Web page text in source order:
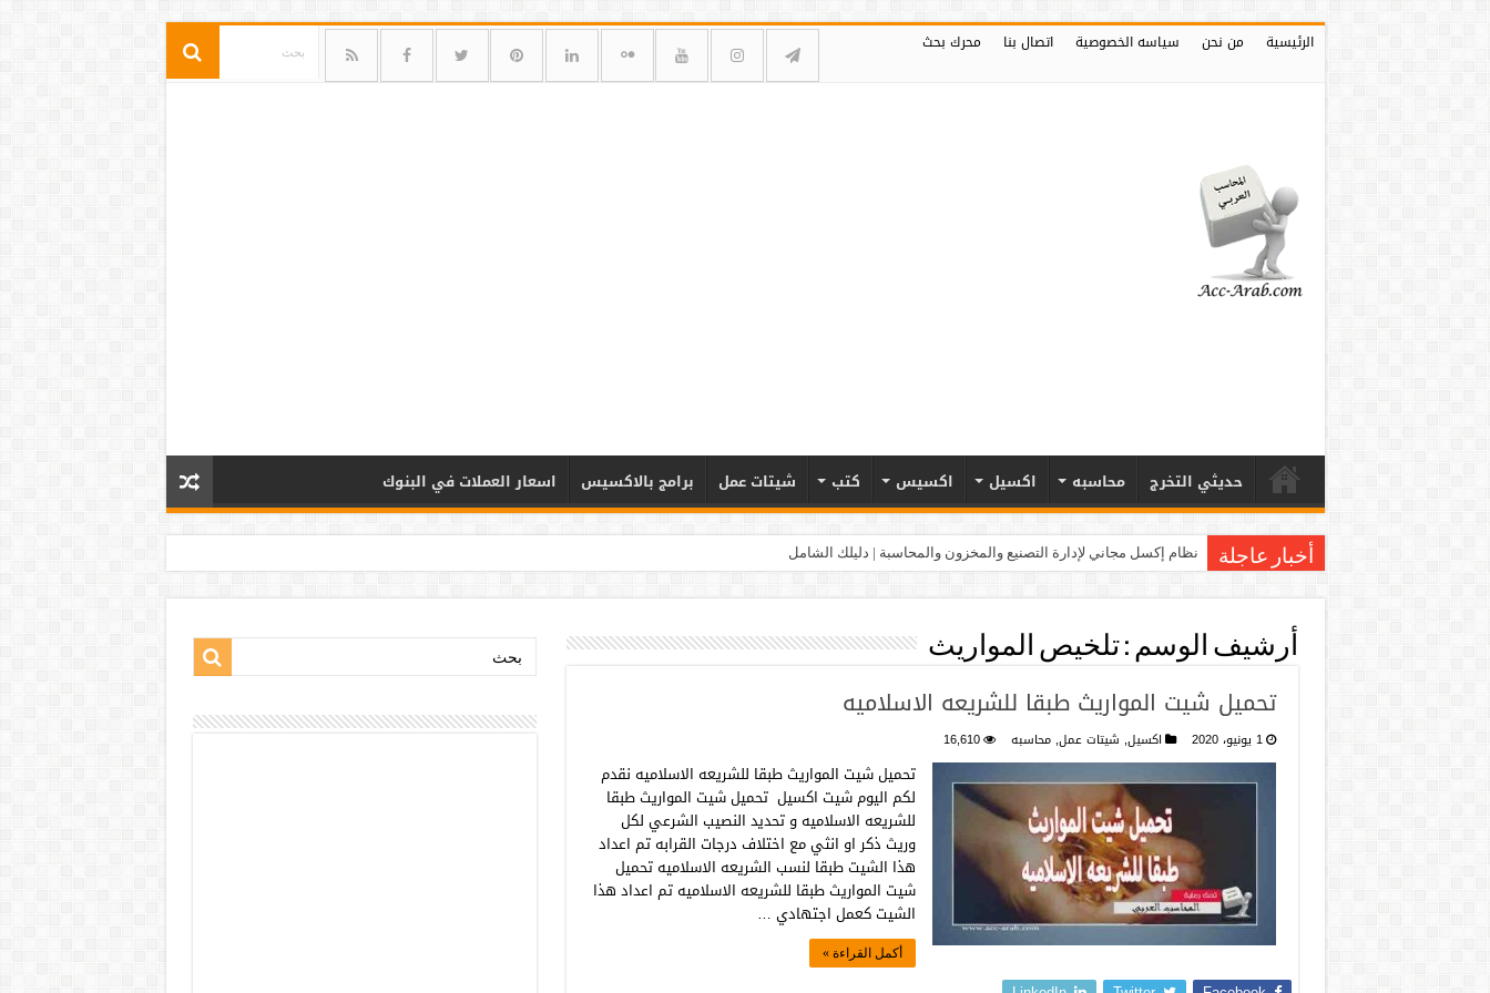
الرئيسية من نحن سياسه الخصوصية اتصال بنا محرك بحث
حديثي التخرج محاسبه اكسيل اكسيس كتب شيتات عمل برامج بالاكسيس اسعار العملات في البنوك
أخبار عاجلة نظام إكسل مجاني لإدارة التصنيع والمخزون والمحاسبة | دليلك الشامل
أرشيف الوسم :تلخيص المواريث
تحميل شيت المواريث طبقا للشريعه الاسلاميه
1 يونيو، 2020 اكسيل, شيتات عمل,محاسبه 16,610
تحميل شيت المواريث طبقا للشريعه الاسلاميه نقدم
لكم اليوم شيت اكسيل تحميل شيت المواريث طبقا
للشريعه الاسلاميه و تحديد النصيب الشرعي لكل
وريث ذكر او انثي مع اختلاف درجات القرابه تم اعداد
هذا الشيت طبقا لنسب الشريعه الاسلاميه تحميل
شيت المواريث طبقا للشريعه الاسلاميه تم اعداد هذا
الشيت كعمل اجتهادي …
أكمل القراءة »
بحث: